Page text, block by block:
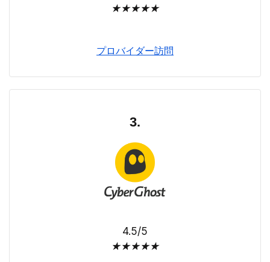
★★★★★
プロバイダー訪問
3.
4.5/5
★★★★★